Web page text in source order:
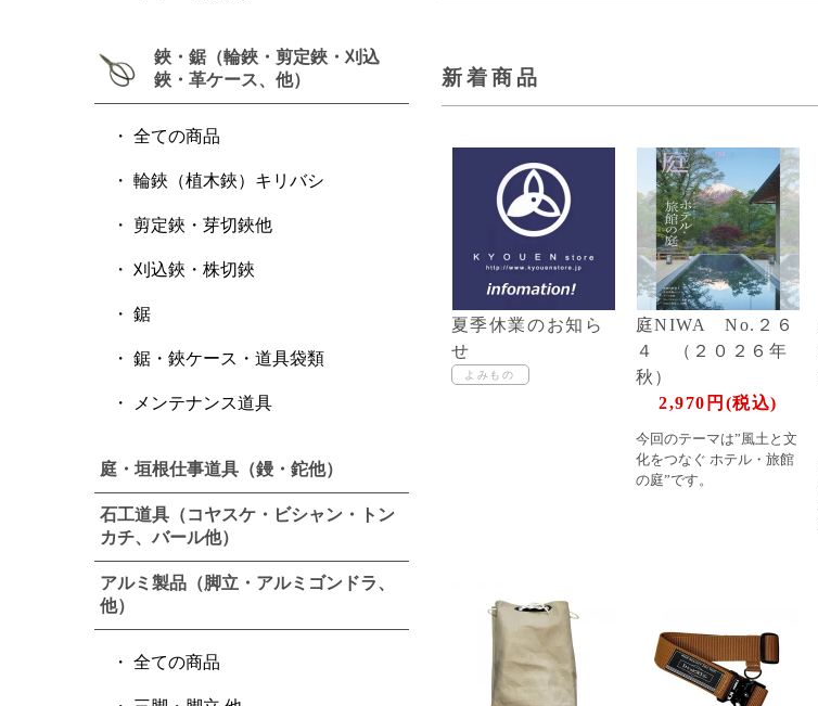
新着商品
夏季休業のお知ら
せ
庭NIWA No.２６
４ （２０２６年
秋）
2,970円(税込)
今回のテーマは”風土と文
化をつなぐ ホテル・旅館
の庭”です。
鋏・鋸（輪鋏・剪定鋏・刈込
鋏・革ケース、他）
全ての商品
輪鋏（植木鋏）キリバシ
剪定鋏・芽切鋏他
刈込鋏・株切鋏
鋸
鋸・鋏ケース・道具袋類
メンテナンス道具
庭・垣根仕事道具（鏝・鉈他）
石工道具（コヤスケ・ビシャン・トン
カチ、バール他）
アルミ製品（脚立・アルミゴンドラ、
他）
全ての商品